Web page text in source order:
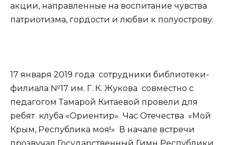
акции, направленные на воспитание чувства
патриотизма, гордости и любви к полуострову.
17 января 2019 года сотрудники библиотеки-
филиала №17 им. Г. К. Жукова совместно с
педагогом Тамарой Китаевой провели для
ребят клуба «Ориентир» Час Отечества «Мой
Крым, Республика моя!» В начале встречи